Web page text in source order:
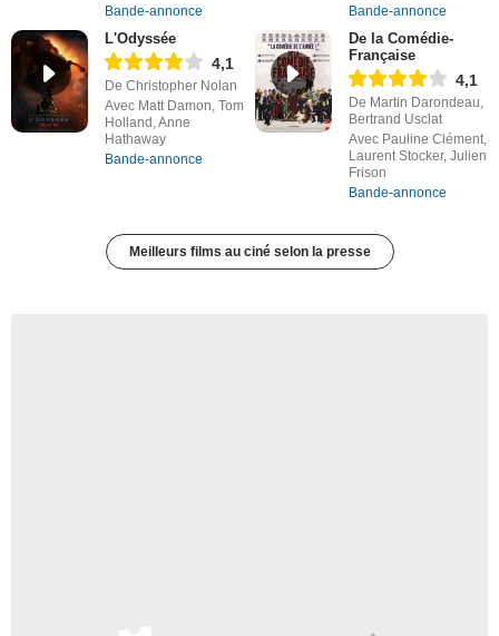
Bande-annonce
Bande-annonce
L'Odyssée
4,1
De Christopher Nolan
Avec Matt Damon, Tom
Holland, Anne
Hathaway
Bande-annonce
De la Comédie-
Française
4,1
De Martin Darondeau,
Bertrand Usclat
Avec Pauline Clément,
Laurent Stocker, Julien
Frison
Bande-annonce
Meilleurs films au ciné selon la presse